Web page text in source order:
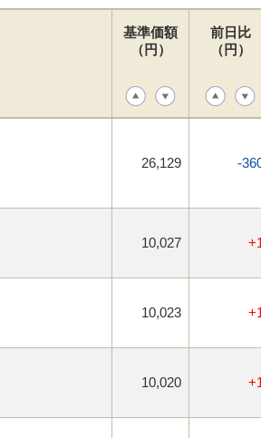
基準価額
（円）
前日比
（円）
26,129 -
10,027
10,023
10,020